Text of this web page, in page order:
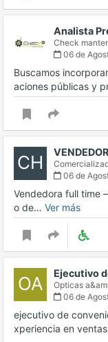
Analista
Check
06 de
Buscamos
aciones públicas y
CH
06 de
Vendedora full time
o de… Ver más
OA Ejecutivo
Opticas
06 de
ejecutivo de
xperiencia en